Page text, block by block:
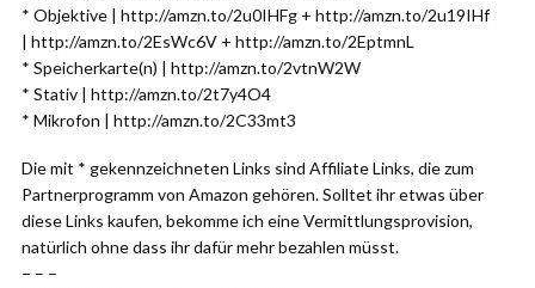
* Objektive | http://amzn.to/2u0IHFg + http://amzn.to/2u19IHf
| http://amzn.to/2EsWc6V + http://amzn.to/2EptmnL
* Speicherkarte(n) | http://amzn.to/2vtnW2W
* Stativ | http://amzn.to/2t7y4O4
* Mikrofon | http://amzn.to/2C33mt3
Die mit * gekennzeichneten Links sind Affiliate Links, die zum
Partnerprogramm von Amazon gehören. Solltet ihr etwas über
diese Links kaufen, bekomme ich eine Vermittlungsprovision,
natürlich ohne dass ihr dafür mehr bezahlen müsst.
– – –